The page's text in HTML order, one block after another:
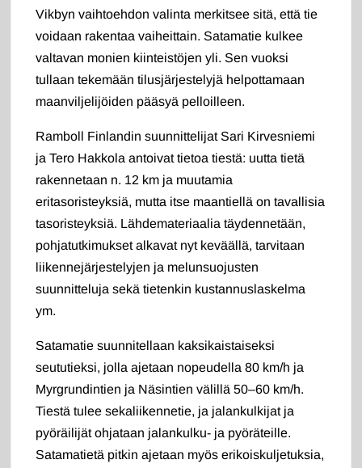
Vikbyn vaihtoehdon valinta merkitsee sitä, että tie
voidaan rakentaa vaiheittain. Satamatie kulkee
valtavan monien kiinteistöjen yli. Sen vuoksi
tullaan tekemään tilusjärjestelyjä helpottamaan
maanviljelijöiden pääsyä pelloilleen.
Ramboll Finlandin suunnittelijat Sari Kirvesniemi
ja Tero Hakkola antoivat tietoa tiestä: uutta tietä
rakennetaan n. 12 km ja muutamia
eritasoristeyksiä, mutta itse maantiellä on tavallisia
tasoristeyksiä. Lähdemateriaalia täydennetään,
pohjatutkimukset alkavat nyt keväällä, tarvitaan
liikennejärjestelyjen ja melunsuojusten
suunnitteluja sekä tietenkin kustannuslaskelma
ym.
Satamatie suunnitellaan kaksikaistaiseksi
seututieksi, jolla ajetaan nopeudella 80 km/h ja
Myrgrundintien ja Näsintien välillä 50–60 km/h.
Tiestä tulee sekaliikennetie, ja jalankulkijat ja
pyöräilijät ohjataan jalankulku- ja pyöräteille.
Satamatietä pitkin ajetaan myös erikoiskuljetuksia,